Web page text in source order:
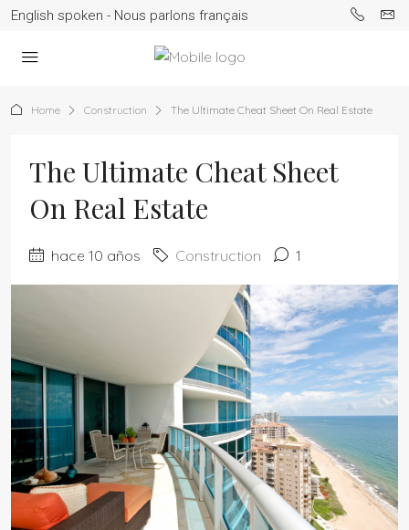
English spoken - Nous parlons français
Home Construction The Ultimate Cheat Sheet On Real Estate
The Ultimate Cheat Sheet
On Real Estate
hace 10 años Construction 1